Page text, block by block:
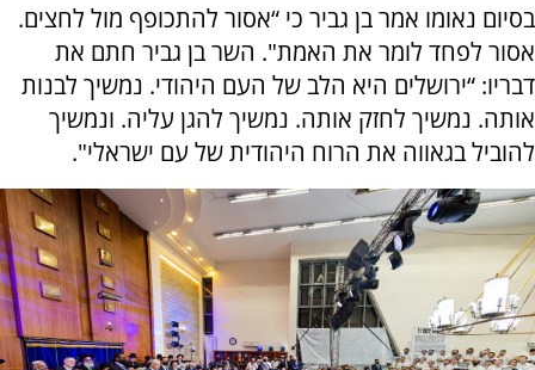
בסיום נאומו אמר בן גביר כי “אסור להתכופף מול לחצים.
אסור לפחד לומר את האמת". השר בן גביר חתם את
דבריו: “ירושלים היא הלב של העם היהודי. נמשיך לבנות
אותה. נמשיך לחזק אותה. נמשיך להגן עליה. ונמשיך
להוביל בגאווה את הרוח היהודית של עם ישראלי".